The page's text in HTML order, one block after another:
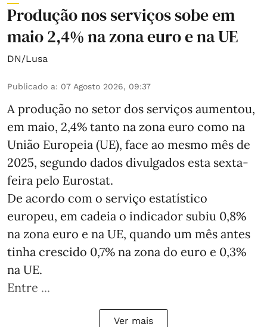
Produção nos serviços sobe em
maio 2,4% na zona euro e na UE
DN/Lusa
Publicado a: 07 Agosto 2026, 09:37
A produção no setor dos serviços aumentou,
em maio, 2,4% tanto na zona euro como na
União Europeia (UE), face ao mesmo mês de
2025, segundo dados divulgados esta sexta-
feira pelo Eurostat.
De acordo com o serviço estatístico
europeu, em cadeia o indicador subiu 0,8%
na zona euro e na UE, quando um mês antes
tinha crescido 0,7% na zona do euro e 0,3%
na UE.
Entre ...
Ver mais